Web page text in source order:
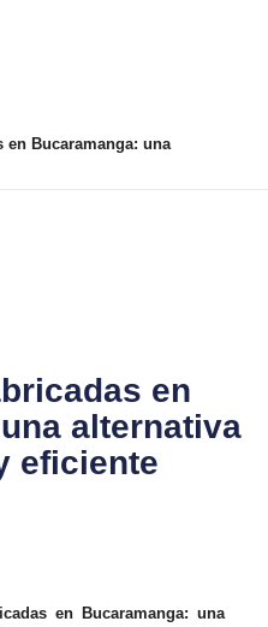
en Bucaramanga: una
en
alternativa
eficiente
en Bucaramanga: una